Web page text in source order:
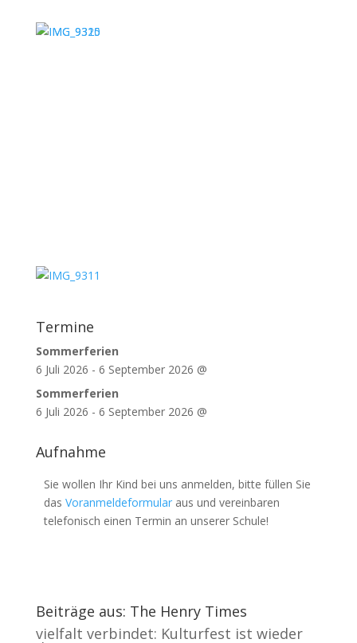
Termine
Sommerferien
6 Juli 2026 - 6 September 2026 @
Sommerferien
6 Juli 2026 - 6 September 2026 @
Aufnahme
Sie wollen Ihr Kind bei uns anmelden, bitte füllen Sie
das Voranmeldeformularaus und vereinbaren
telefonisch einen Termin an unserer Schule!
Beiträge aus: The Henry Times
vielfalt verbindet: Kulturfest ist wieder